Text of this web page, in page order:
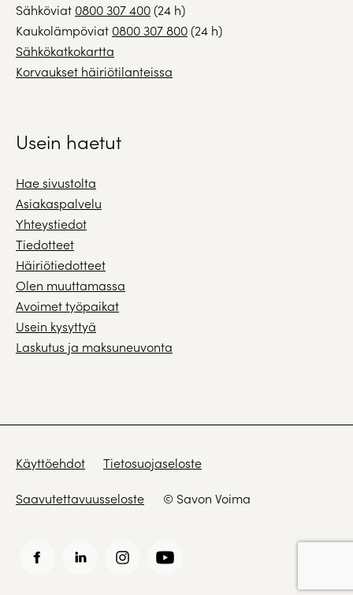
Sähköviat 0800 307 400(24 h)
Kaukolämpöviat 0800 307 800(24 h)
Sähkökatkokartta
Korvaukset häiriötilanteissa
Usein haetut
Hae sivustolta
Asiakaspalvelu
Yhteystiedot
Tiedotteet
Häiriötiedotteet
Olen muuttamassa
Avoimet työpaikat
Usein kysyttyä
Laskutus ja maksuneuvonta
Käyttöehdot Tietosuojaseloste
Saavutettavuusseloste © Savon Voima